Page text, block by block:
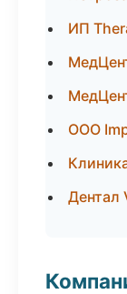
ИП
ООО
Дентал